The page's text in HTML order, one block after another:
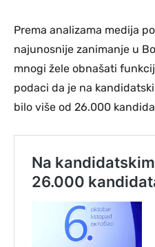
Prema analizama medija
najunosnije zanimanje u
mnogi žele obnašati
podaci da je na
bilo više od 26.000